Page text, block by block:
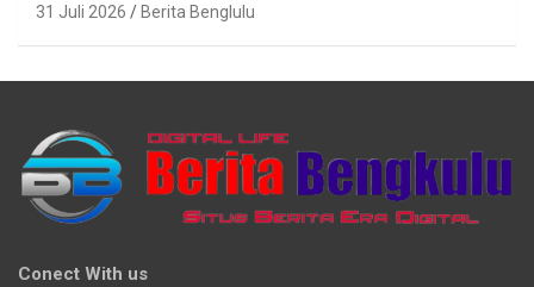
31 Juli 2026 Berita Benglulu
Conect With us